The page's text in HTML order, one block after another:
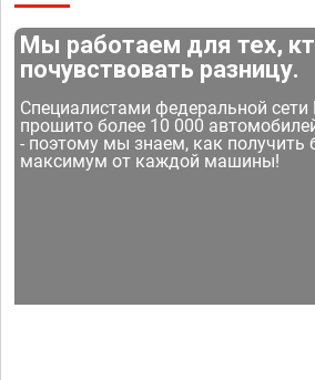
Мы работаем для тех,
почувствовать разницу.
Специалистами федеральной
прошито более 10 000
- поэтому мы знаем, как получить
максимум от каждой машины!